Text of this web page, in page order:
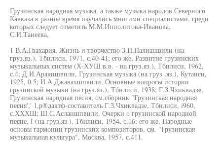
Грузинская народная музыка, а также музыка народов Северного
Кавказа в разное время изучались многими специалистами, среди
которых следует отметить M.M.Ипполитова-Иванова,
С.И.Танеева,
1 В.А.Гвахария, Жизнь и творчество З.П.Палиашвили (на
груз.яз.), Тбилиси, 1971, с.40-41; его же, Развитие грузинских
музыкальных систем (Х-ХУШ в.в. - на груз.яз.), Тбилиси, 1962,
с.4; Д.И.Аракишвили, Грузинская музыка (на груз .яз.), Кутаиси,
1925, 0.5; И.А.Джавахшпвили, Основные вопросы истории
грузинской музыки (на груз.яз.), Тбилиси, 1938; Г.З.Чхиквадзе,
Грузинская народная песня, см.сборник "Грузинская народная
песня',' 1,р®дактф-составитель Г.З.Чхиквадзе, Тбилиси, i960,
с.ХХХШ; Ш.С.Асланшпвили, Очерки о грузинской народной
песне, I (на груз.яз.), Тбилиси, 1954, с.16; его же, Народные
основы гармонии грузинских композиторов, см. "Грузинская
музыкальная культура", Москва, 1957, с.411.